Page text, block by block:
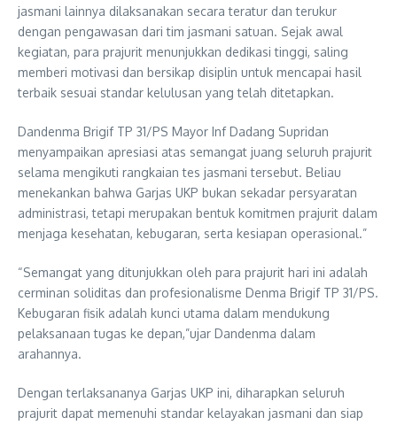
jasmani lainnya dilaksanakan secara teratur dan terukur
dengan pengawasan dari tim jasmani satuan. Sejak awal
kegiatan, para prajurit menunjukkan dedikasi tinggi, saling
memberi motivasi dan bersikap disiplin untuk mencapai hasil
terbaik sesuai standar kelulusan yang telah ditetapkan.
Dandenma Brigif TP 31/PS Mayor Inf Dadang Supridan
menyampaikan apresiasi atas semangat juang seluruh prajurit
selama mengikuti rangkaian tes jasmani tersebut. Beliau
menekankan bahwa Garjas UKP bukan sekadar persyaratan
administrasi, tetapi merupakan bentuk komitmen prajurit dalam
menjaga kesehatan, kebugaran, serta kesiapan operasional.”
“Semangat yang ditunjukkan oleh para prajurit hari ini adalah
cerminan soliditas dan profesionalisme Denma Brigif TP 31/PS.
Kebugaran fisik adalah kunci utama dalam mendukung
pelaksanaan tugas ke depan,”ujar Dandenma dalam
arahannya.
Dengan terlaksananya Garjas UKP ini, diharapkan seluruh
prajurit dapat memenuhi standar kelayakan jasmani dan siap